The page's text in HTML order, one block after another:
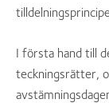
I första hand till
teckningsrätter,